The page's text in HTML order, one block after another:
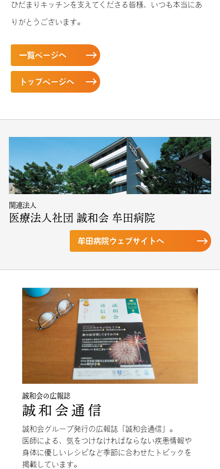
ひだまりキッチンを支えてくださる皆様、いつも本当にあ
りがとうございます。
一覧ページへ
トップページへ
関連法人
医療法人社団 誠和会 牟田病院
牟田病院ウェブサイトへ
誠和会の広報誌
誠和会通信
誠和会グループ発行の広報誌「誠和会通信」。
医師による、気をつけなければならない疾患情報や
身体に優しいレシピなど季節に合わせたトピックを
掲載しています。